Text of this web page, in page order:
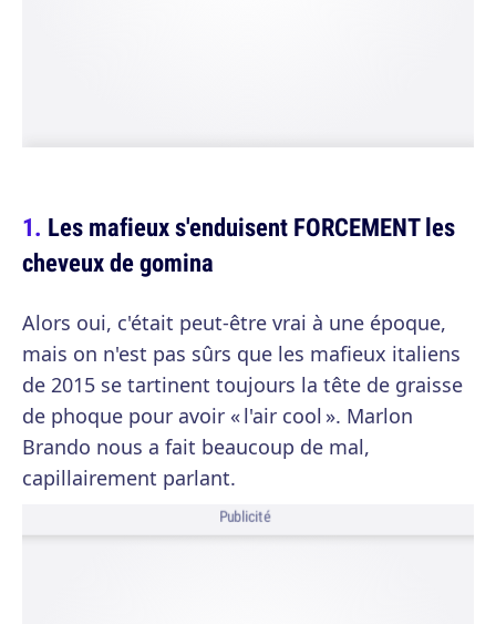
Les mafieux s'enduisent FORCEMENT les
cheveux de gomina
Alors oui, c'était peut-être vrai à une époque,
mais on n'est pas sûrs que les mafieux italiens
de 2015 se tartinent toujours la tête de graisse
de phoque pour avoir « l'air cool ». Marlon
Brando nous a fait beaucoup de mal,
capillairement parlant.
Publicité